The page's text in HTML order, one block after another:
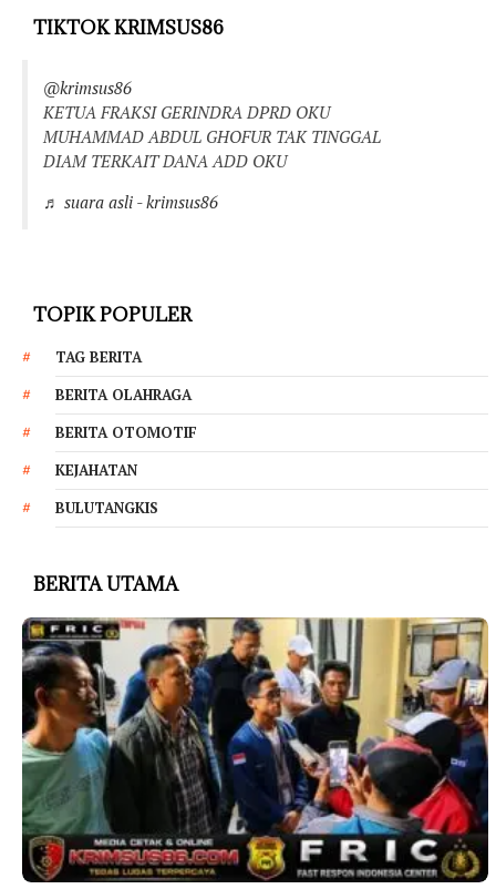
TIKTOK KRIMSUS86
@krimsus86
KETUA FRAKSI GERINDRA DPRD OKU
MUHAMMAD ABDUL GHOFUR TAK TINGGAL
DIAM TERKAIT DANA ADD OKU
♬ suara asli - krimsus86
TOPIK POPULER
TAG BERITA
BERITA OLAHRAGA
BERITA OTOMOTIF
KEJAHATAN
BULUTANGKIS
BERITA UTAMA